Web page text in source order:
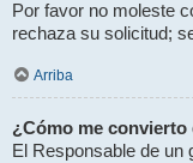
Por favor no moleste
rechaza su solicitud;
Arriba
¿Cómo me
El Responsable de un